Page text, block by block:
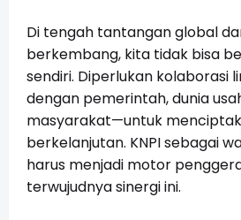
Di tengah tantangan global
berkembang, kita tidak bisa
sendiri. Diperlukan kolaborasi
dengan pemerintah, dunia
masyarakat—untuk
berkelanjutan. KNPI sebagai
harus menjadi motor
terwujudnya sinergi ini.